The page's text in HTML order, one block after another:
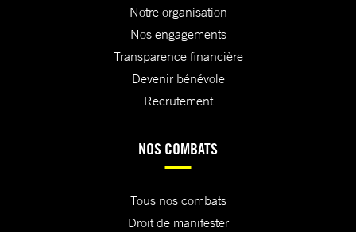
Notre organisation
Nos engagements
Transparence financière
Devenir bénévole
Recrutement
NOS COMBATS
Tous nos combats
Droit de manifester